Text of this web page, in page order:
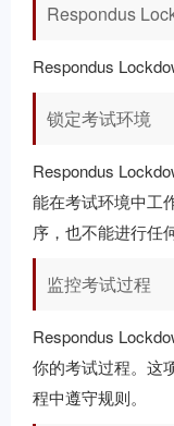
Respondus
Respondus
锁定考试环境
Respondus
能在考试环境中工
序，也不能进行任
监控考试过程
Respondus
你的考试过程。这
程中遵守规则。